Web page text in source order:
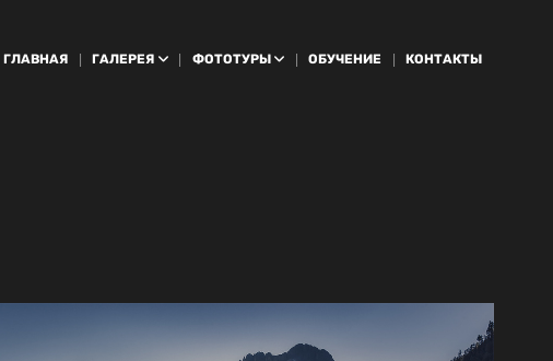
ГЛАВНАЯ ГАЛЕРЕЯ ФОТОТУРЫ ОБУЧЕНИЕ КОНТАКТЫ